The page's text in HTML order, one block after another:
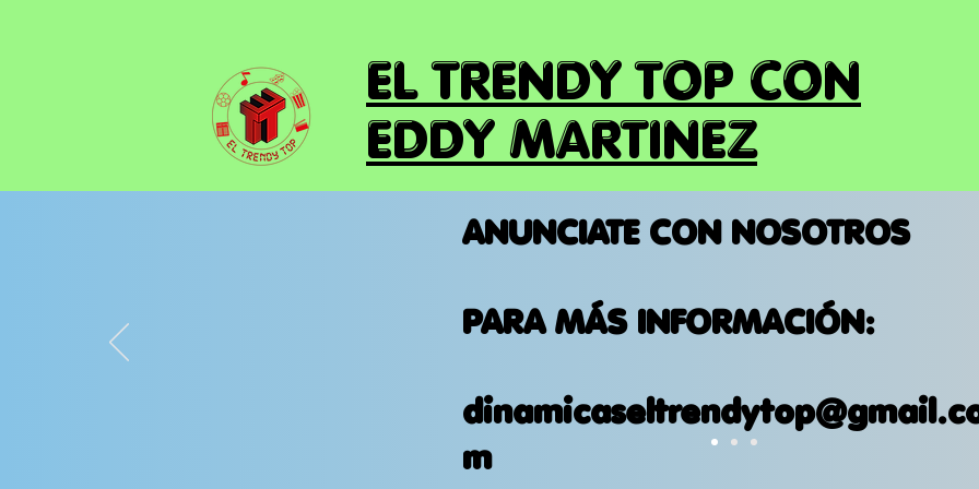
EL TRENDY TOP CON
EDDY MARTINEZ
ANUNCIATE CON NOSOTROS
PARA MÁS INFORMACIÓN:
m